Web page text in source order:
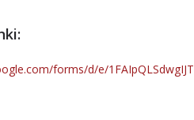
forms/d/e/